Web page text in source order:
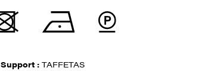
Support :TAFFETAS